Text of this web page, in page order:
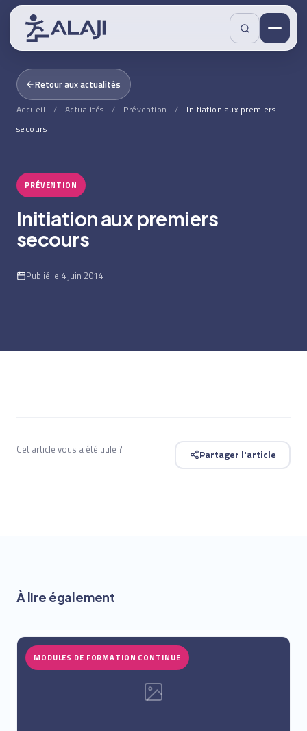
Retour aux actualités
Accueil / Actualités / Prévention /
Initiation aux premiers
secours
PRÉVENTION
Initiation aux premiers
secours
Publié le 4 juin 2014
Cet article vous a été utile ? Partager l'article
À lire également
MODULES DE FORMATION CONTINUE